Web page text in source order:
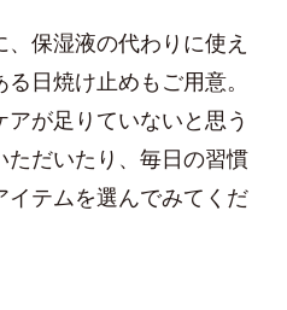
保湿液の代わりに使え
日焼け止めもご用意。
が足りていないと思う
だいたり、毎日の習慣
テムを選んでみてくだ